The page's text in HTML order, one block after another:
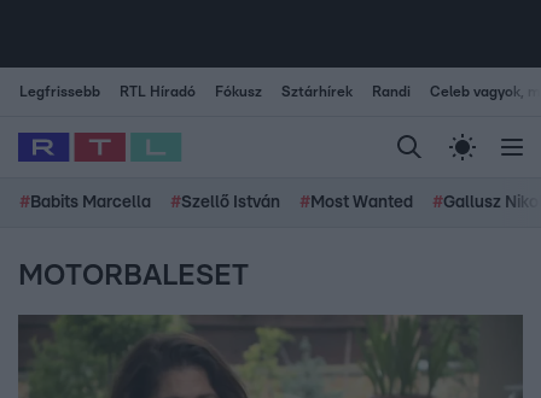
Legfrissebb RTL Híradó Fókusz Sztárhírek Randi Celeb vagyok,
# Babits Marcella #Szellő István # Most Wanted #Gallusz
MOTORBALESET